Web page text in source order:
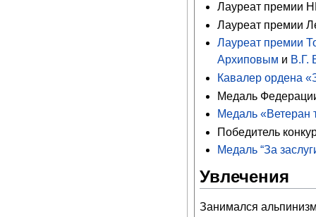
Лауреат премии
Лауреат премии
Лауреат премии
Архиповым и В.Г.
Кавалер ордена
Медаль
Медаль «Ветеран
Победитель
Медаль “За
Увлечения
Занимался